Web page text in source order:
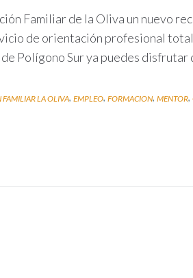
Familiar de la Oliva un nuevo
de orientación profesional
Polígono Sur ya puedes
FAMILIAR LA OLIVA, EMPLEO, FORMACION, MENTOR,